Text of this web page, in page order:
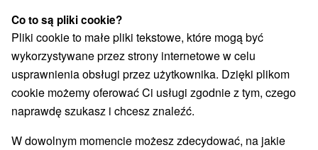
Wybierz datę
Przejdź do lokalizacji
Co to są pliki cookie?
Pliki cookie to małe pliki tekstowe, które mogą być
wykorzystywane przez strony internetowe w celu
usprawnienia obsługi przez użytkownika. Dzięki plikom
cookie możemy oferować Ci usługi zgodnie z tym, czego
naprawdę szukasz i chcesz znaleźć.
W dowolnym momencie możesz zdecydować, na jakie